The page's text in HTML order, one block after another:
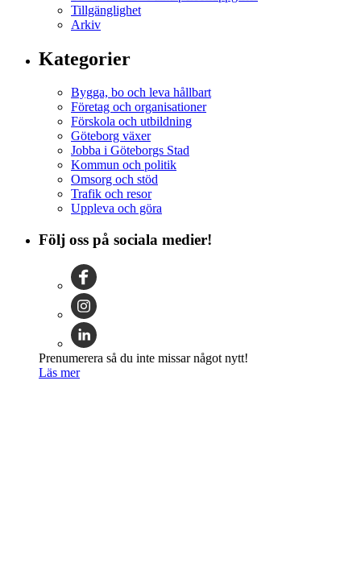
Tillgänglighet
Arkiv
Kategorier
Bygga, bo och leva hållbart
Företag och organisationer
Förskola och utbildning
Göteborg växer
Jobba i Göteborgs Stad
Kommun och politik
Omsorg och stöd
Trafik och resor
Uppleva och göra
Följ oss på sociala medier!
Prenumerera så du inte missar något nytt!
Läs mer